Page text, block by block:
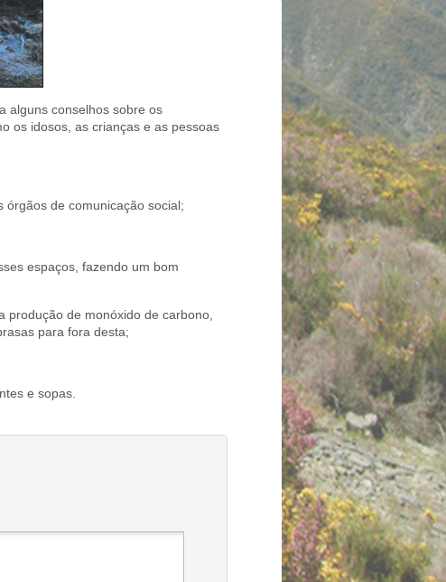
alguns conselhos sobre os
os idosos, as crianças e as pessoas
órgãos de comunicação social;
espaços, fazendo um bom
produção de monóxido de carbono,
para fora desta;
e sopas.